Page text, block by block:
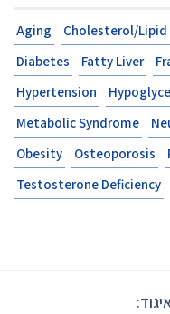
Aging Cholesterol/
Diabetes
Fatty Liver
Hypertension
Metabolic Syndrome
Obesity
Osteoporosis
Testosterone Deficiency